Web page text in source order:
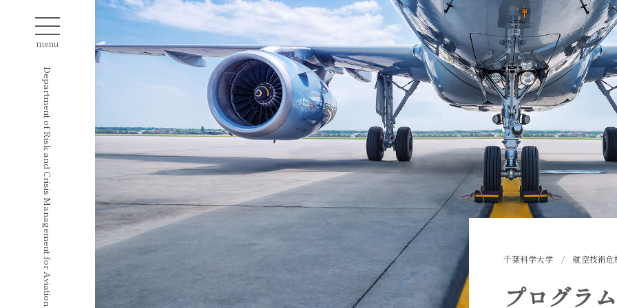
menu
Department of Risk and Crisis Management for Aviation Technology 千葉科学大学/ 航空技術危
プログラム